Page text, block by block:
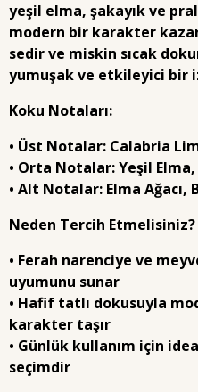
yeşil elma, şakayık ve
modern bir karakter
sedir ve miskin sıcak
yumuşak ve etkileyici bir
Koku Notaları:
• Üst Notalar: Calabria
• Orta Notalar: Yeşil
• Alt Notalar: Elma Ağacı,
Neden Tercih Etmelisiniz?
• Ferah narenciye ve
uyumunu sunar
• Hafif tatlı dokusuyla
karakter taşır
• Günlük kullanım için
seçimdir